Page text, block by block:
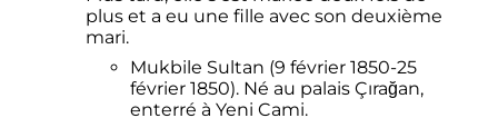
plus et a eu une fille avec son deuxième
mari.
Mukbile Sultan (9 février 1850-25
février 1850). Né au palais Çırağan,
enterré à Yeni Cami.